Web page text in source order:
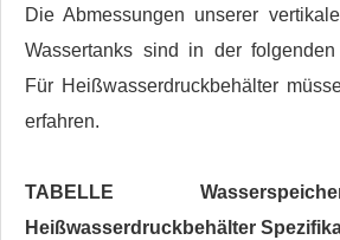
Die Abmessungen unserer
Wassertanks sind in der folgenden
Für Heißwasserdruckbehälter
erfahren.
TABELLE
Heißwasserdruckbehälter